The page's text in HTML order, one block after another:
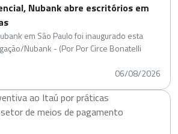
Nubank abre escritórios em
em São Paulo foi inaugurado esta
Nubank - (Por Por Circe Bonatelli
06/08/2026